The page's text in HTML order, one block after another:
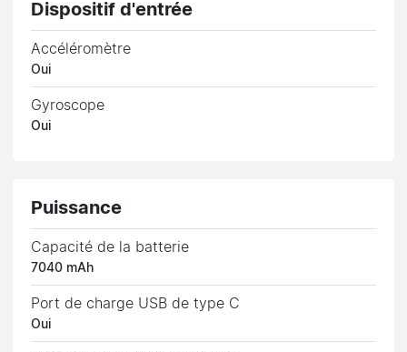
Dispositif d'entrée
Accéléromètre
Oui
Gyroscope
Oui
Puissance
Capacité de la batterie
7040 mAh
Port de charge USB de type C
Oui